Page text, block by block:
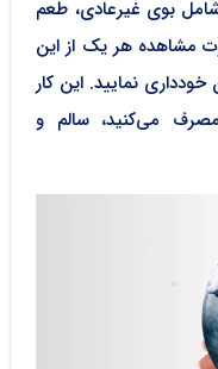
بوی غیرعادی، طعم
مشاهده هر یک از این
نمایید. این کار
می‌کنید، سالم و